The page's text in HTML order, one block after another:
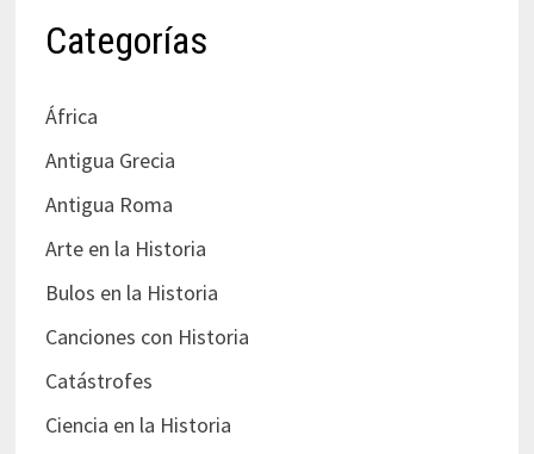
Categorías
África
Antigua Grecia
Antigua Roma
Arte en la Historia
Bulos en la Historia
Canciones con Historia
Catástrofes
Ciencia en la Historia